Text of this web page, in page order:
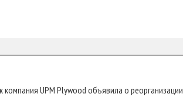
UPM Plywood объявила о реорганизации